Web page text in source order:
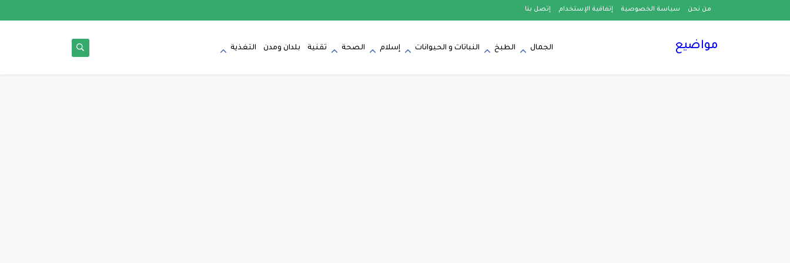
من نحن سياسة الخصوصية إتفاقية الإستخدام إتصل بنا
مواضيع الجمال الطبخ النباتات و الحيوانات إسلام الصحة تقنية بلدان ومدن التغذية